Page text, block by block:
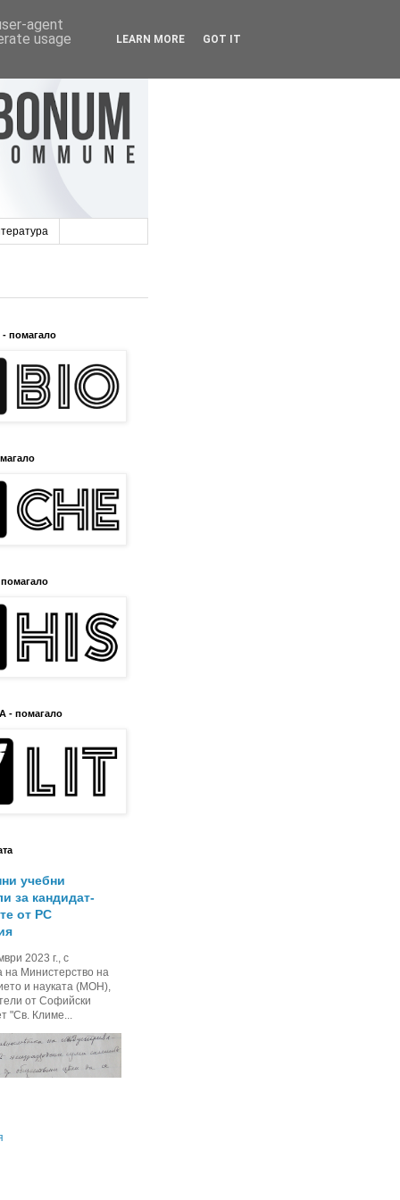
помагало
- помагало
учебни
за кандидат-
от РС
2023 г., с
на Министерство на
и науката (МОН),
от Софийски
"Св. Климе...
agent
usage
LEARN MORE GOT IT